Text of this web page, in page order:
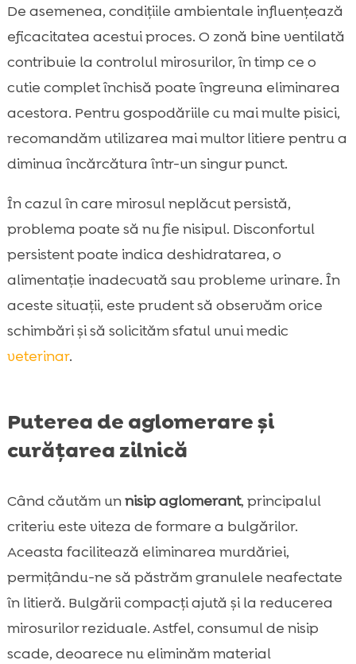
De asemenea, condițiile ambientale influențează
eficacitatea acestui proces. O zonă bine ventilată
contribuie la controlul mirosurilor, în timp ce o
cutie complet închisă poate îngreuna eliminarea
acestora. Pentru gospodăriile cu mai multe pisici,
recomandăm utilizarea mai multor litiere pentru a
diminua încărcătura într-un singur punct.
În cazul în care mirosul neplăcut persistă,
problema poate să nu fie nisipul. Disconfortul
persistent poate indica deshidratarea, o
alimentație inadecvată sau probleme urinare. În
aceste situații, este prudent să observăm orice
schimbări și să solicităm sfatul unui medic
veterinar.
Puterea de aglomerare și
curățarea zilnică
Când căutăm unnisip aglomerant, principalul
criteriu este viteza de formare a bulgărilor.
Aceasta facilitează eliminarea murdăriei,
permițându-ne să păstrăm granulele neafectate
în litieră. Bulgării compacți ajută și la reducerea
mirosurilor reziduale. Astfel, consumul de nisip
scade, deoarece nu eliminăm material